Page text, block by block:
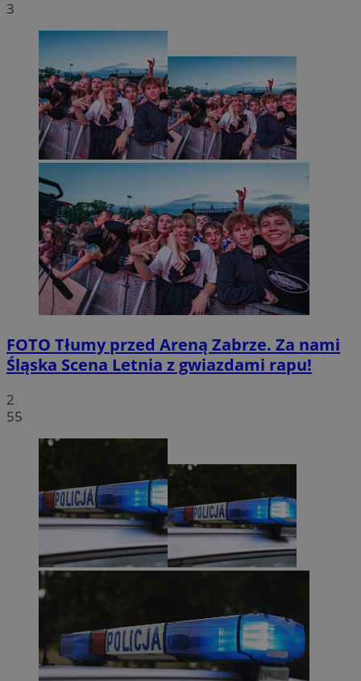
3
FOTO Tłumy przed Areną Zabrze. Za nami
Śląska Scena Letnia z gwiazdami rapu!
2
55